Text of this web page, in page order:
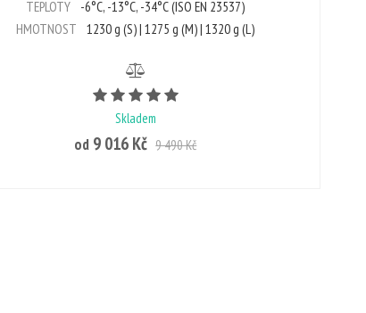
TEPLOTY -6°C, -13°C, -34°C (ISO EN 23537)
HMOTNOST 1230 g (S) | 1275 g (M) | 1320 g (L)
Skladem
od 9 016 Kč 9 490 Kč